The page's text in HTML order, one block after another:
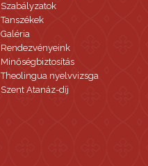
Szabályzatok
Tanszékek
Galéria
Rendezvényeink
Minőségbiztosítás
Theolingua nyelvvizsga
Szent Atanáz-díj